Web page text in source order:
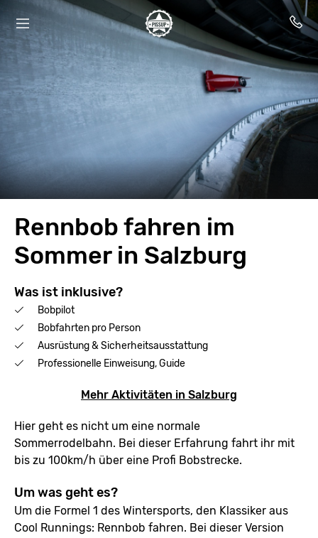
Rennbob fahren im
Sommer in Salzburg
Was ist inklusive?
Bobpilot
Bobfahrten pro Person
Ausrüstung & Sicherheitsausstattung
Professionelle Einweisung, Guide
Mehr Aktivitäten in Salzburg
Hier geht es nicht um eine normale
Sommerrodelbahn. Bei dieser Erfahrung fahrt ihr mit
bis zu 100km/h über eine Profi Bobstrecke.
Um was geht es?
Um die Formel 1 des Wintersports, den Klassiker aus
Cool Runnings: Rennbob fahren. Bei dieser Version